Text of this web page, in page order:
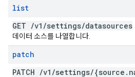
list
GET /v1 /settings/datasources
데이터 소스를 나열합니다.
patch
PATCH /v1 /settings/{source .